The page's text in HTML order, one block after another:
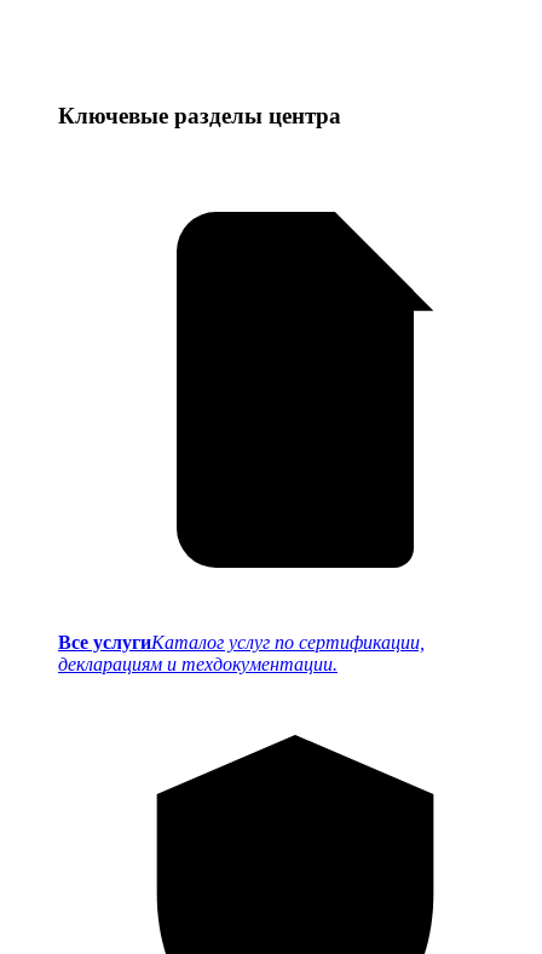
Ключевые разделы центра
Все услугиКаталог услуг по сертификации,
декларациям и техдокументации.